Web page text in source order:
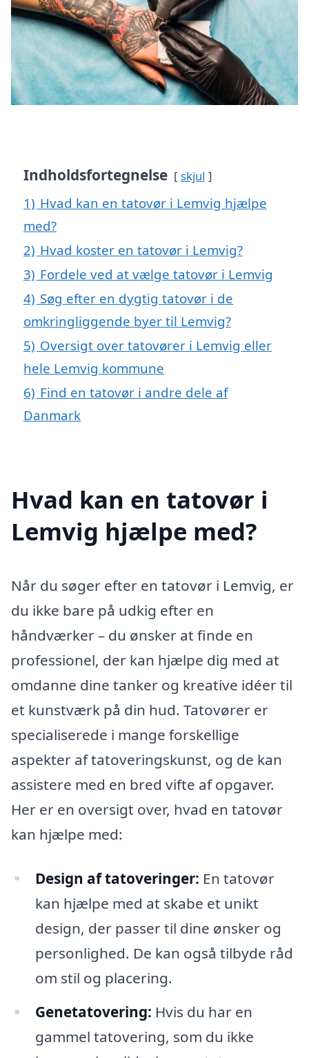
Indholdsfortegnelse skjul
1) Hvad kan en tatovør i Lemvig hjælpe
med?
2) Hvad koster en tatovør i Lemvig?
3) Fordele ved at vælge tatovør i Lemvig
4) Søg efter en dygtig tatovør i de
omkringliggende byer til Lemvig?
5) Oversigt over tatovører i Lemvig eller
hele Lemvig kommune
6) Find en tatovør i andre dele af
Danmark
Hvad kan en tatovør i
Lemvig hjælpe med?
Når du søger efter en tatovør i Lemvig, er
du ikke bare på udkig efter en
håndværker – du ønsker at finde en
professionel, der kan hjælpe dig med at
omdanne dine tanker og kreative idéer til
et kunstværk på din hud. Tatovører er
specialiserede i mange forskellige
aspekter af tatoveringskunst, og de kan
assistere med en bred vifte af opgaver.
Her er en oversigt over, hvad en tatovør
kan hjælpe med:
Design af tatoveringer: En tatovør
kan hjælpe med at skabe et unikt
design, der passer til dine ønsker og
personlighed. De kan også tilbyde råd
om stil og placering.
Genetatovering: Hvis du har en
gammel tatovering, som du ikke